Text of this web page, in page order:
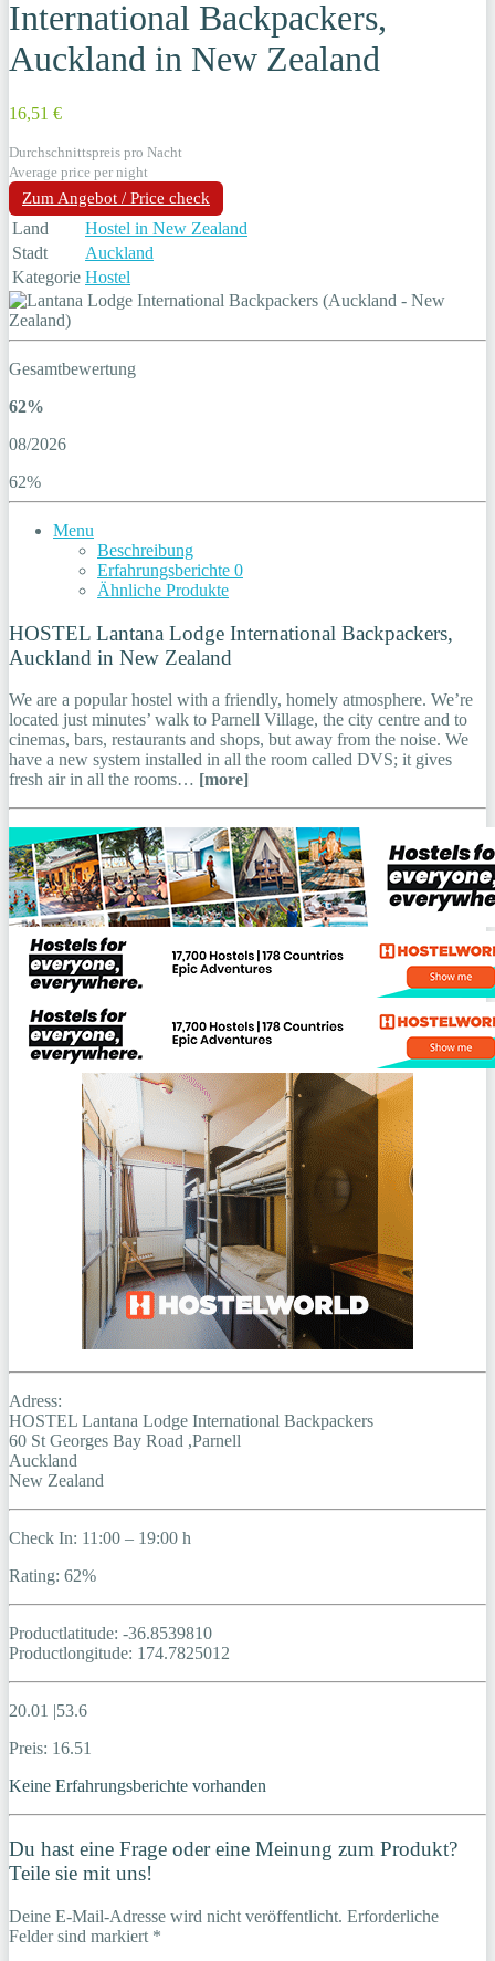
International Backpackers,
Auckland in New Zealand
16,51 €
Durchschnittspreis pro Nacht
Average price per night
Zum Angebot / Price check
Land
Hostel in New Zealand
Stadt
Auckland
Kategorie Hostel
Gesamtbewertung
62%
08/2026
62%
Menu
Beschreibung
Erfahrungsberichte 0
Ähnliche Produkte
HOSTEL Lantana Lodge International Backpackers,
Auckland in New Zealand
We are a popular hostel with a friendly, homely atmosphere. We’re
located just minutes’ walk to Parnell Village, the city centre and to
cinemas, bars, restaurants and shops, but away from the noise. We
have a new system installed in all the room called DVS; it gives
fresh air in all the rooms… [more]
Adress:
HOSTEL Lantana Lodge International Backpackers
60 St Georges Bay Road ,Parnell
Auckland
New Zealand
Check In: 11:00 – 19:00 h
Rating: 62%
Productlatitude: -36.8539810
Productlongitude: 174.7825012
20.01 |53.6
Preis: 16.51
Keine Erfahrungsberichte vorhanden
Du hast eine Frage oder eine Meinung zum Produkt?
Teile sie mit uns!
Deine E-Mail-Adresse wird nicht veröffentlicht. Erforderliche
Felder sind markiert *